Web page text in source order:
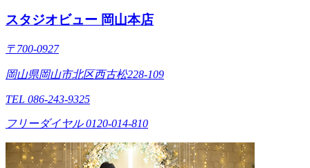
スタジオビュー 岡山本店
〒700-0927
岡山県岡山市北区西古松228-109
TEL 086-243-9325
フリーダイヤル 0120-014-810